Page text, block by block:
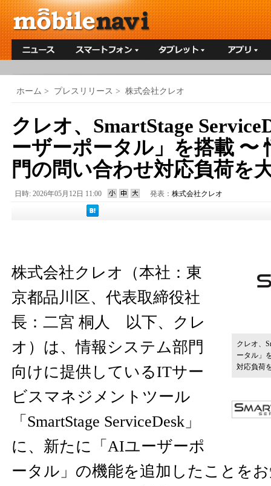
ホーム > プレスリリース > 株式会社クレオ
クレオ、SmartStage
ーザーポータル」を搭載 〜
門の問い合わせ対応負荷を
日時: 2026年05月12日 11:00 発表： 株式会社クレオ
クレオ、
ータル」
対応負荷
株式会社クレオ（本社：東
京都品川区、代表取締役社
長：二宮 桐人 以下、クレ
オ）は、情報システム部門
向けに提供しているITサー
ビスマネジメントツール
「SmartStage ServiceDesk」
に、新たに「AIユーザーポ
ータル」の機能を追加したことを